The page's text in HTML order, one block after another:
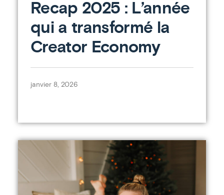
Recap 2025 : L’année
qui a transformé la
Creator Economy
janvier 8, 2026